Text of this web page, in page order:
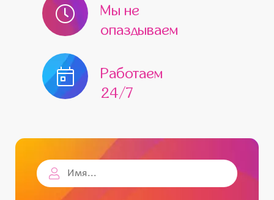
Мы не
опаздываем
Работаем
24/7